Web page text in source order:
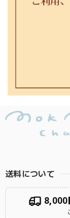
送料について